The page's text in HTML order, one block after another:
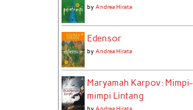
by Andrea Hirata
Edensor
by Andrea Hirata
Maryamah Karpov: Mimpi-
mimpi Lintang
by Andrea Hirata